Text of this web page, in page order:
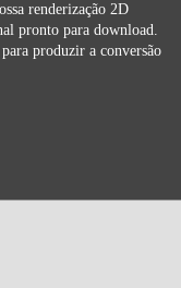
renderização 2D
pronto para download.
produzir a conversão